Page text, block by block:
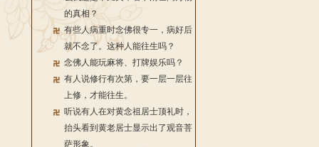
的真相？
有些人病重时念佛很专一，病好后
就不念了。这种人能往生吗？
念佛人能玩麻将、打牌娱乐吗？
有人说修行有次第，要一层一层往
上修，才能往生。
听说有人在对黄念祖居士顶礼时，
抬头看到黄老居士显示出了观音菩
萨形象。